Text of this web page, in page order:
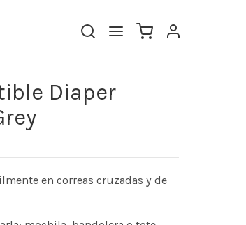
Diaper
en correas cruzadas y de